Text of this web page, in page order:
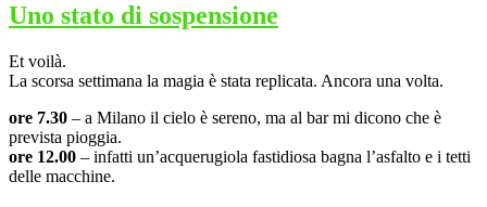
Uno stato di sospensione
Et voilà.
La scorsa settimana la magia è stata replicata. Ancora una volta.
ore 7.30 – a Milano il cielo è sereno, ma al bar mi dicono che è
prevista pioggia.
ore 12.00 – infatti un’acquerugiola fastidiosa bagna l’asfalto e i tetti
delle macchine.